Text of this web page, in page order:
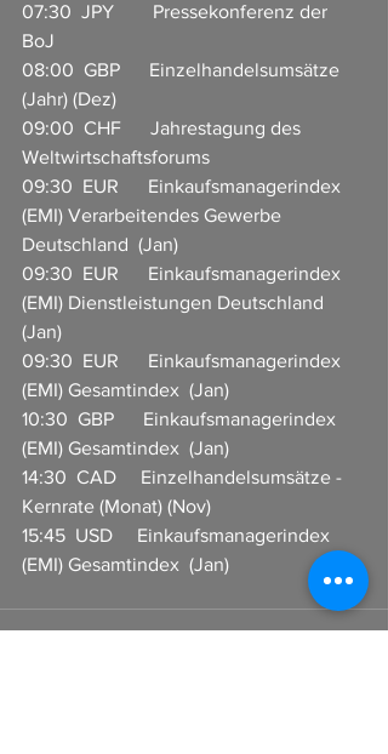
07:30  JPY        Pressekonferenz der
BoJ
08:00  GBP      Einzelhandelsumsätze
(Jahr) (Dez)
09:00  CHF      Jahrestagung des
Weltwirtschaftsforums
09:30  EUR      Einkaufsmanagerindex
(EMI) Verarbeitendes Gewerbe
Deutschland  (Jan)
09:30  EUR      Einkaufsmanagerindex
(EMI) Dienstleistungen Deutschland
(Jan)
09:30  EUR      Einkaufsmanagerindex
(EMI) Gesamtindex  (Jan)
10:30  GBP      Einkaufsmanagerindex
(EMI) Gesamtindex  (Jan)
14:30  CAD     Einzelhandelsumsätze -
Kernrate (Monat) (Nov)
15:45  USD     Einkaufsmanagerindex
(EMI) Gesamtindex  (Jan)